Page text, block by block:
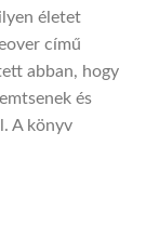
életet
című
abban, hogy
és
A könyv